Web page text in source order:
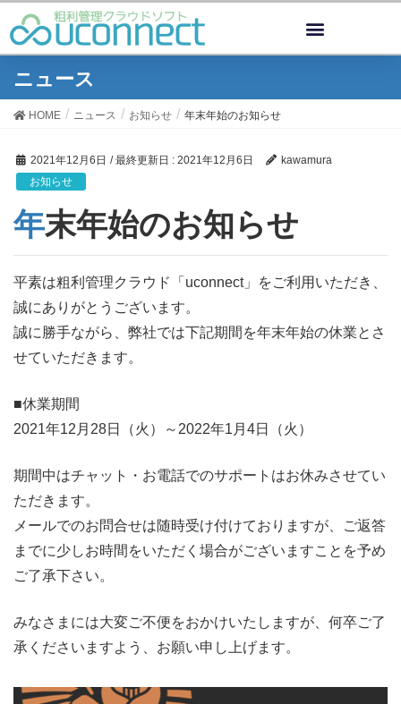
ニュース
HOME ニュース お知らせ 年末年始のお知らせ
2021年12月6日 / 最終更新日 : 2021年12月6日
kawamura
お知らせ
年末年始のお知らせ
平素は粗利管理クラウド「uconnect」をご利用いただき、
誠にありがとうございます。
誠に勝手ながら、弊社では下記期間を年末年始の休業とさ
せていただきます。
■休業期間
2021年12月28日（火）～2022年1月4日（火）
期間中はチャット・お電話でのサポートはお休みさせてい
ただきます。
メールでのお問合せは随時受け付けておりますが、ご返答
までに少しお時間をいただく場合がございますことを予め
ご了承下さい。
みなさまには大変ご不便をおかけいたしますが、何卒ご了
承くださいますよう、お願い申し上げます。